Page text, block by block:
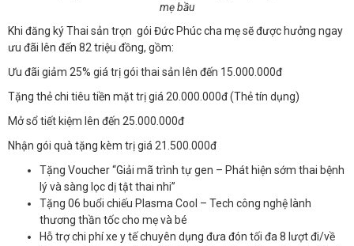
mẹ bầu
Khi đăng ký Thai sản trọn gói Đức Phúc cha mẹ sẽ được hưởng ngay
ưu đãi lên đến 82 triệu đồng, gồm:
Ưu đãi giảm 25% giá trị gói thai sản lên đến 15.000.000đ
Tặng thẻ chi tiêu tiền mặt trị giá 20.000.000đ (Thẻ tín dụng)
Mở sổ tiết kiệm lên đến 25.000.000đ
Nhận gói quà tặng kèm trị giá 21.500.000đ
Tặng Voucher “Giải mã trình tự gen – Phát hiện sớm thai bệnh
lý và sàng lọc dị tật thai nhi”
Tặng 06 buổi chiếu Plasma Cool – Tech công nghệ lành
thương thần tốc cho mẹ và bé
Hỗ trợ chi phí xe y tế chuyên dụng đưa đón tối đa 8 lượt đi/về